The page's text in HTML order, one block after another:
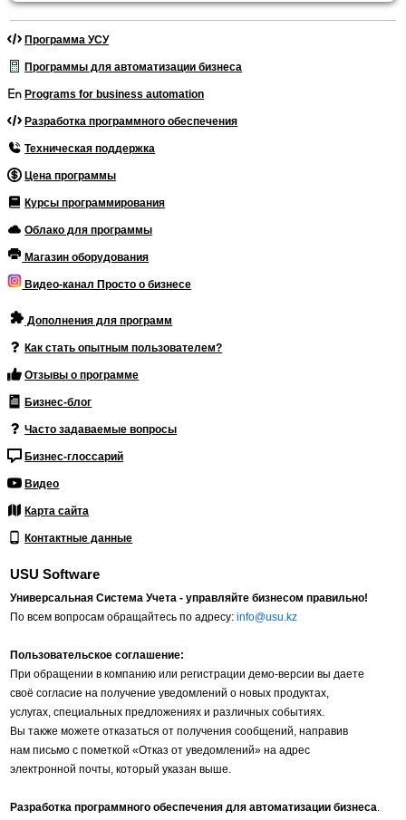
Программа УСУ
Программы для автоматизации бизнеса
Programs for business automation
Разработка программного обеспечения
Техническая поддержка
Цена программы
Курсы программирования
Облако для программы
Магазин оборудования
Видео-канал Просто о бизнесе
Дополнения для программ
Как стать опытным пользователем?
Отзывы о программе
Бизнес-блог
Часто задаваемые вопросы
Бизнес-глоссарий
Видео
Карта сайта
Контактные данные
USU Software
Универсальная Система Учета - управляйте бизнесом правильно!
По всем вопросам обращайтесь по адресу:info@usu.kz
Пользовательское соглашение:
При обращении в компанию или регистрации демо-версии вы даете
своё согласие на получение уведомлений о новых продуктах,
услугах, специальных предложениях и различных событиях.
Вы также можете отказаться от получения сообщений, направив
нам письмо с пометкой «Отказ от уведомлений» на адрес
электронной почты, который указан выше.
Разработка программного обеспечения для автоматизации бизнеса.